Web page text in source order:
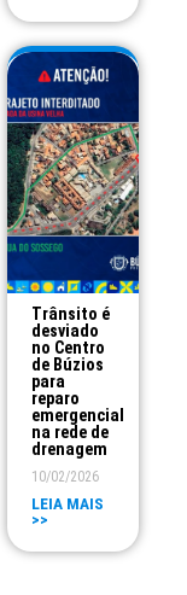
Trânsito é
desviado
no Centro
de Búzios
para
reparo
emergencial
na rede de
drenagem
10/02/2026
LEIA MAIS
>>